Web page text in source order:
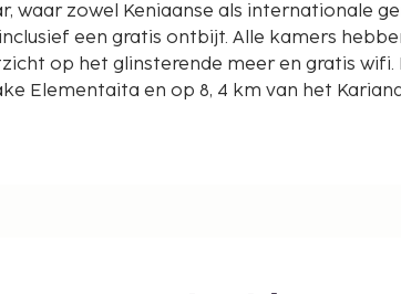
waar zowel Keniaanse als internationale
een gratis ontbijt. Alle kamers
op het glinsterende meer en gratis wifi.
Elementaita en op 8, 4 km van het